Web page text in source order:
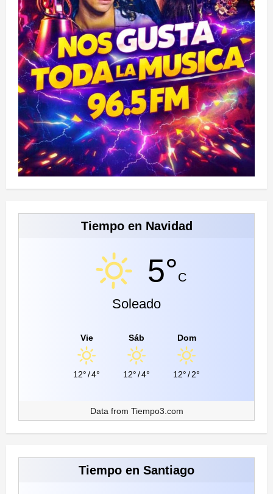
Tiempo en Navidad
5°C
Soleado
Vie
12°/4°
Sáb
12°/4°
Dom
12°/2°
Data from Tiempo3.com
Tiempo en Santiago